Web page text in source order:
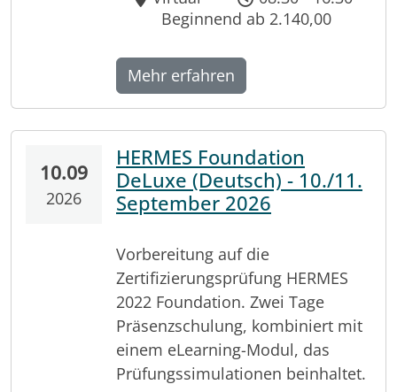
Beginnend ab 2.140,00
Mehr erfahren
10.09
2026
HERMES Foundation
DeLuxe (Deutsch) - 10./11.
September 2026
Vorbereitung auf die
Zertifizierungsprüfung HERMES
2022 Foundation. Zwei Tage
Präsenzschulung, kombiniert mit
einem eLearning-Modul, das
Prüfungssimulationen beinhaltet.